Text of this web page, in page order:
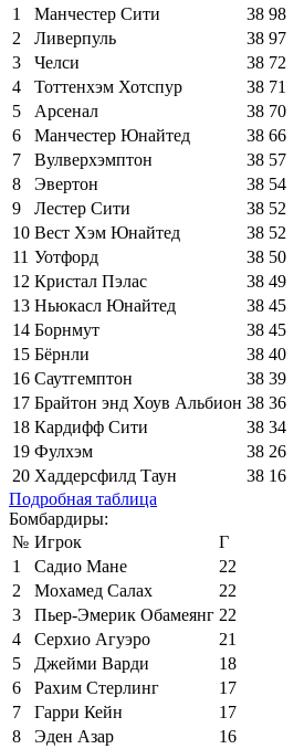
1
Манчестер Сити 38 98
2
Ливерпуль 38 97
3
Челси 38 72
4
Тоттенхэм Хотспур 38 71
5
Арсенал 38 70
6
Манчестер Юнайтед 38 66
7
Вулверхэмптон 38 57
8
Эвертон 38 54
9
Лестер Сити 38 52
10 Вест Хэм Юнайтед 38 52
11 Уотфорд 38 50
12 Кристал Пэлас 38 49
13 Ньюкасл Юнайтед 38 45
14 Борнмут 38 45
15 Бёрнли 38 40
16 Саутгемптон 38 39
17 Брайтон энд Хоув Альбион 38 36
18 Кардифф Сити 38 34
19 Фулхэм 38 26
20 Хаддерсфилд Таун 38 16
Подробная таблица
Бомбардиры:
№ Игрок
Г
1
Садио Мане
22
2
Мохамед Салах
22
3
Пьер-Эмерик Обамеянг 22
4
Серхио Агуэро
21
5
Джейми Варди
18
6
Рахим Стерлинг
17
7
Гарри Кейн
17
8
Эден Азар
16